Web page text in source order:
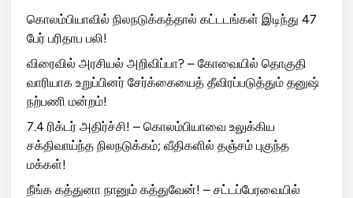
கொலம்பியாவில் நிலநடுக்கத்தால் கட்டடங்கள் இடிந்து 47
பேர் பரிதாப பலி!
விரைவில் அரசியல் அறிவிப்பா? – கோவையில் தொகுதி
வாரியாக உறுப்பினர் சேர்க்கையைத் தீவிரப்படுத்தும் தனுஷ்
நற்பணி மன்றம்!
7.4 ரிக்டர் அதிர்ச்சி! – கொலம்பியாவை உலுக்கிய
சக்திவாய்ந்த நிலநடுக்கம்; வீதிகளில் தஞ்சம் புகுந்த
மக்கள்!
நீங்க கத்துனா நானும் கத்துவேன்! – சட்டப்பேரவையில்